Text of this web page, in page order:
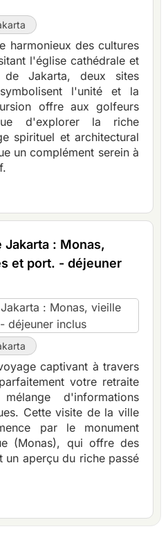
harmonieux des cultures
l'église cathédrale et
de Jakarta, deux sites
l'unité et la
offre aux golfeurs
d'explorer la riche
spirituel et architectural
un complément serein à
: Monas,
et port. - déjeuner
captivant à travers
votre retraite
d'informations
Cette visite de la ville
par le monument
(Monas), qui offre des
un aperçu du riche passé